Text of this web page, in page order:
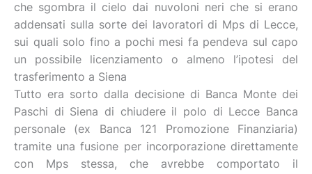
che sgombra il cielo dai nuvoloni neri che si erano
addensati sulla sorte dei lavoratori di Mps di Lecce,
sui quali solo fino a pochi mesi fa pendeva sul capo
un possibile licenziamento o almeno l’ipotesi del
trasferimento a Siena
Tutto era sorto dalla decisione di Banca Monte dei
Paschi di Siena di chiudere il polo di Lecce Banca
personale (ex Banca 121 Promozione Finanziaria)
tramite una fusione per incorporazione direttamente
con Mps stessa, che avrebbe comportato il